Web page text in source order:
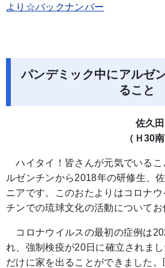
より☆バックナンバー
パンデミック中にアルゼ
ること
佐久
（Ｈ30
ハイタイ！皆さんが元気でいるこ
ルゼンチンから2018年の研修生、
ニアです。このおたよりはコロナ
チンでの琉球文化の活動についてお
コロナウイルスの最初の症例は
れ、強制検疫が20日に確立されま
だけに家を出ることができました